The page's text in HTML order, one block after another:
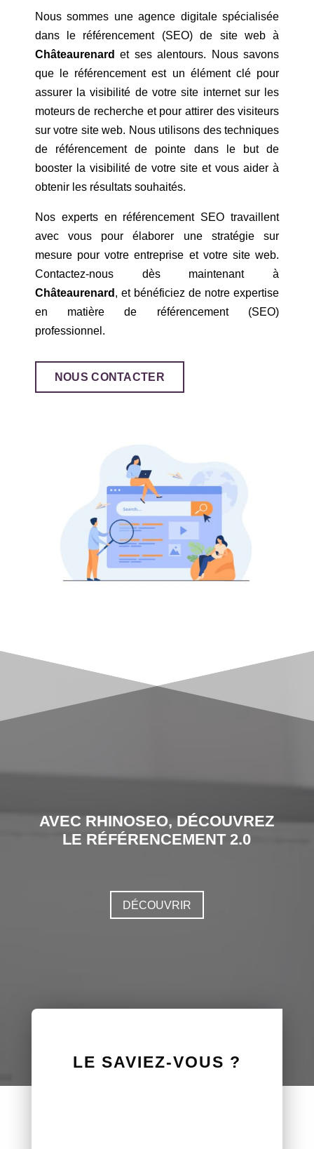
Nous sommes une agence digitale spécialisée
dans le référencement (SEO) de site web à
Châteaurenard et ses alentours. Nous savons
que le référencement est un élément clé pour
assurer la visibilité de votre site internet sur les
moteurs de recherche et pour attirer des visiteurs
sur votre site web. Nous utilisons des techniques
de référencement de pointe dans le but de
booster la visibilité de votre site et vous aider à
obtenir les résultats souhaités.
Nos experts en référencement SEO travaillent
avec vous pour élaborer une stratégie sur
mesure pour votre entreprise et votre site web.
Contactez-nous dès maintenant à
Châteaurenard , et bénéficiez de notre expertise
en matière de référencement (SEO)
professionnel.
NOUS CONTACTER
AVEC RHINOSEO, DÉCOUVREZ
LE RÉFÉRENCEMENT 2.0
DÉCOUVRIR
LE SAVIEZ-VOUS ?